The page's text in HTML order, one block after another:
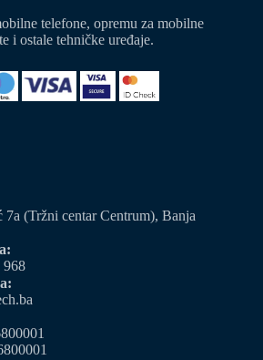
telefone, opremu za mobilne
i ostale tehničke uređaje.
(Tržni centar Centrum), Banja
968